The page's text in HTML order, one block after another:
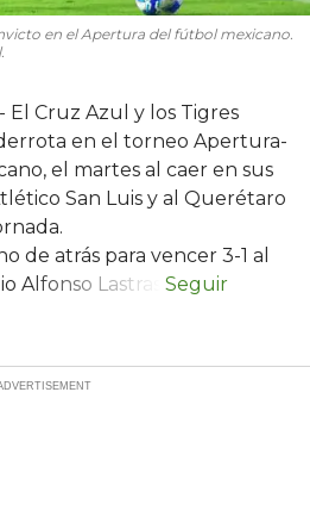
en el Apertura del fútbol mexicano.
El Cruz Azul y los Tigres
en el torneo Apertura-
el martes al caer en sus
San Luis y al Querétaro
de atrás para vencer 3-1 al
Alfonso Lastras.